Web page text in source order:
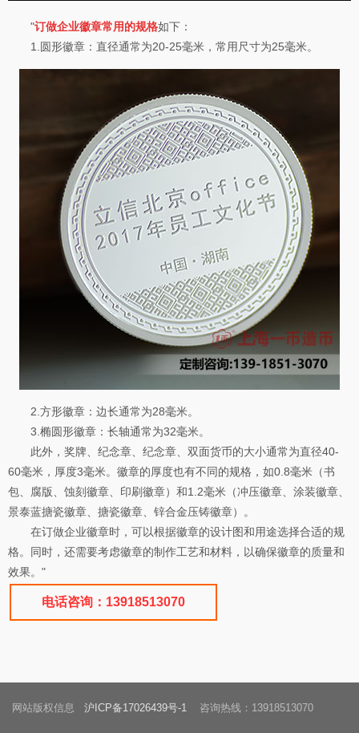
"订做企业徽章常用的规格如下：
1.圆形徽章：直径通常为20-25毫米，常用尺寸为25毫米。
2.方形徽章：边长通常为28毫米。
3.椭圆形徽章：长轴通常为32毫米。
此外，奖牌、纪念章、纪念章、双面货币的大小通常为直径40-
60毫米，厚度3毫米。徽章的厚度也有不同的规格，如0.8毫米（书
包、腐版、蚀刻徽章、印刷徽章）和1.2毫米（冲压徽章、涂装徽章、
景泰蓝搪瓷徽章、搪瓷徽章、锌合金压铸徽章）。
在订做企业徽章时，可以根据徽章的设计图和用途选择合适的规
格。同时，还需要考虑徽章的制作工艺和材料，以确保徽章的质量和
效果。"
电话咨询：13918513070
网站版权信息 沪ICP备17026439号-1 咨询热线：13918513070